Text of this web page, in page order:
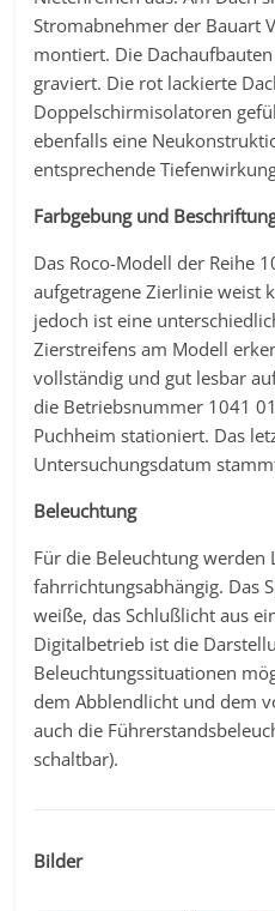
Stromabnehmer der Bauart
montiert. Die
graviert. Die rot lackierte
Doppelschirmisolatoren
ebenfalls eine
entsprechende
Farbgebung und
Das Roco-Modell der Reihe
aufgetragene Zierlinie weist
jedoch ist eine
Zierstreifens am Modell
vollständig und gut lesbar
die Betriebsnummer 1041
Puchheim stationiert. Das
Untersuchungsdatum
Beleuchtung
Für die Beleuchtung
fahrrichtungsabhängig. Das
weiße, das Schlußlicht aus
Digitalbetrieb ist die
Beleuchtungssituationen
dem Abblendlicht und dem
auch die
schaltbar).
Bilder